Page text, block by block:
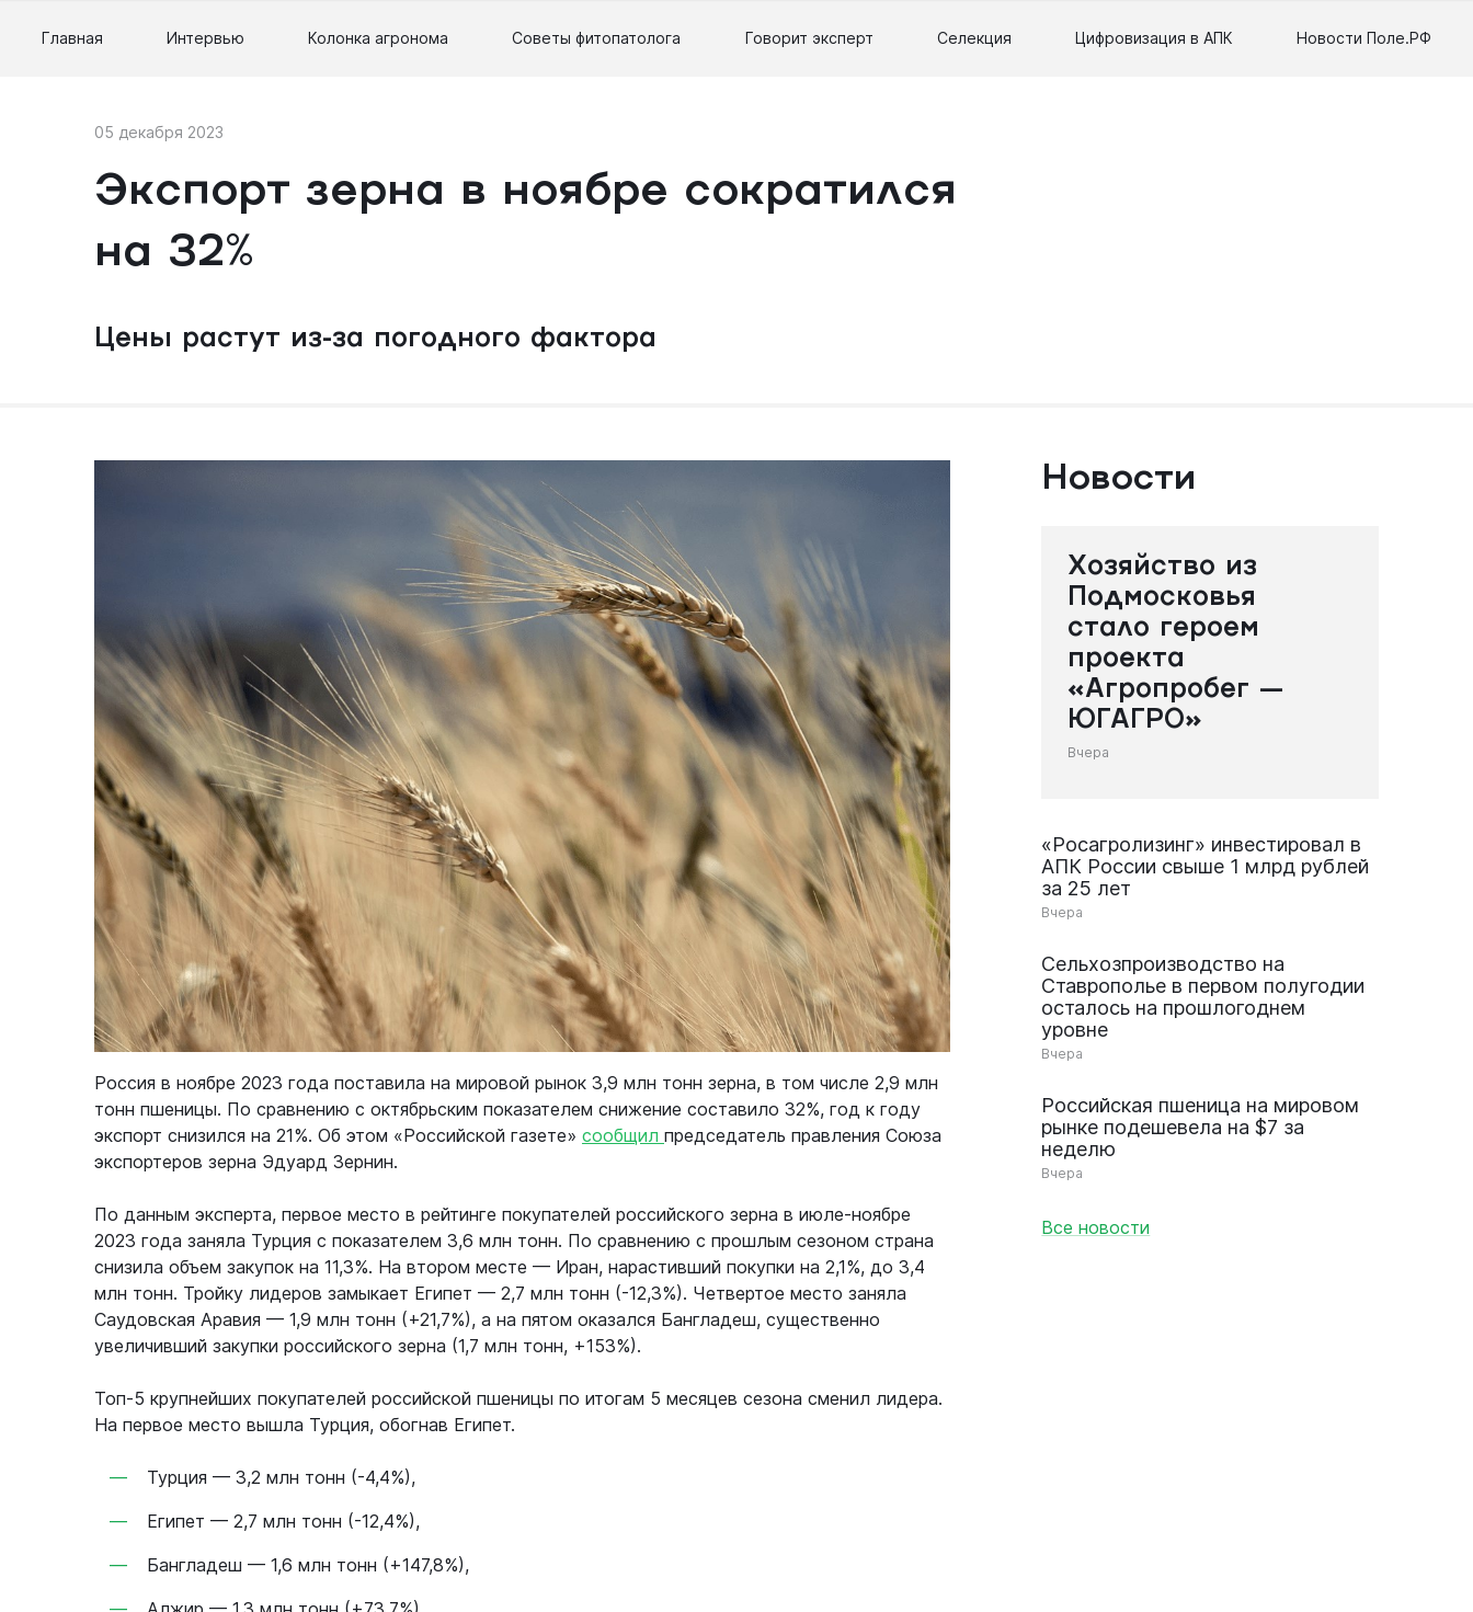
Главная Интервью Колонка агронома Советы фитопатолога Говорит эксперт Селекция Цифровизация в АПК Новости Поле.РФ
05 декабря 2023
Экспорт зерна в ноябре сократился
на 32%
Цены растут из-за погодного фактора
Россия в ноябре 2023 года поставила на мировой рынок 3,9 млн тонн зерна, в том числе 2,9 млн
тонн пшеницы. По сравнению с октябрьским показателем снижение составило 32%, год к году
экспорт снизился на 21%. Об этом «Российской газете» сообщил председатель правления Союза
экспортеров зерна Эдуард Зернин.
По данным эксперта, первое место в рейтинге покупателей российского зерна в июле-ноябре
2023 года заняла Турция с показателем 3,6 млн тонн. По сравнению с прошлым сезоном страна
снизила объем закупок на 11,3%. На втором месте — Иран, нарастивший покупки на 2,1%, до 3,4
млн тонн. Тройку лидеров замыкает Египет — 2,7 млн тонн (-12,3%). Четвертое место заняла
Саудовская Аравия — 1,9 млн тонн (+21,7%), а на пятом оказался Бангладеш, существенно
увеличивший закупки российского зерна (1,7 млн тонн, +153%).
Топ-5 крупнейших покупателей российской пшеницы по итогам 5 месяцев сезона сменил лидера.
На первое место вышла Турция, обогнав Египет.
Турция — 3,2 млн тонн (-4,4%),
Египет — 2,7 млн тонн (-12,4%),
Бангладеш — 1,6 млн тонн (+147,8%),
Новости
Хозяйство из
Подмосковья
стало героем
проекта
«Агропробег —
ЮГАГРО»
Вчера
«Росагролизинг» инвестировал в
АПК России свыше 1 млрд рублей
за 25 лет
Вчера
Сельхозпроизводство на
Ставрополье в первом полугодии
осталось на прошлогоднем
уровне
Вчера
Российская пшеница на мировом
рынке подешевела на $7 за
неделю
Вчера
Все новости